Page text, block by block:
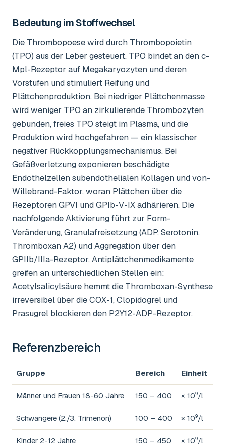
Bedeutung im Stoffwechsel
Die Thrombopoese wird durch Thrombopoietin
(TPO) aus der Leber gesteuert. TPO bindet an den c-
Mpl-Rezeptor auf Megakaryozyten und deren
Vorstufen und stimuliert Reifung und
Plättchenproduktion. Bei niedriger Plättchenmasse
wird weniger TPO an zirkulierende Thrombozyten
gebunden, freies TPO steigt im Plasma, und die
Produktion wird hochgefahren — ein klassischer
negativer Rückkopplungsmechanismus. Bei
Gefäßverletzung exponieren beschädigte
Endothelzellen subendothelialen Kollagen und von-
Willebrand-Faktor, woran Plättchen über die
Rezeptoren GPVI und GPIb-V-IX adhärieren. Die
nachfolgende Aktivierung führt zur Form-
Veränderung, Granulafreisetzung (ADP, Serotonin,
Thromboxan A2) und Aggregation über den
GPIIb/IIIa-Rezeptor. Antiplättchenmedikamente
greifen an unterschiedlichen Stellen ein:
Acetylsalicylsäure hemmt die Thromboxan-Synthese
irreversibel über die COX-1, Clopidogrel und
Prasugrel blockieren den P2Y12-ADP-Rezeptor.
Referenzbereich
Gruppe Bereich Einheit
Männer und Frauen 18-60 Jahre 150 – 400 × 10⁹/l
Schwangere (2./3. Trimenon) 100 – 400 × 10⁹/l
Kinder 2-12 Jahre 150 – 450 × 10⁹/l